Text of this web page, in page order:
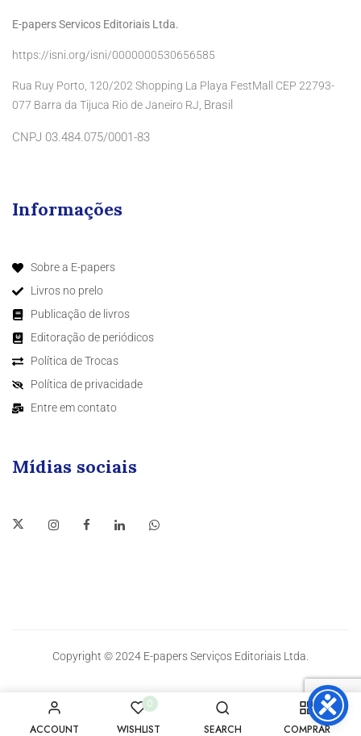
ACCOUNT
0
WISHLIST
SEARCH COMPRAR
E-papers Servicos Editoriais Ltda.
https://isni.org/isni/0000000530656585
Rua Ruy Porto, 120/202 Shopping La Playa FestMall CEP 22793-
077 Barra da Tijuca Rio de Janeiro RJ, Brasil
CNPJ 03.484.075/0001-83
Informações
Sobre a E-papers
Livros no prelo
Publicação de livros
Editoração de periódicos
Política de Trocas
Política de privacidade
Entre em contato
Mídias sociais
Copyright © 2024 E-papers Serviços Editoriais Ltda.